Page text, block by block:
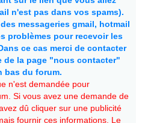
n'est pas dans vos spams).
messageries gmail, hotmail
problèmes pour recevoir les
ce cas merci de contacter
de la page "nous contacter"
bas du forum.
n'est demandée pour
Si vous avez une demande de
dû cliquer sur une publicité
fournir ces informations. Le